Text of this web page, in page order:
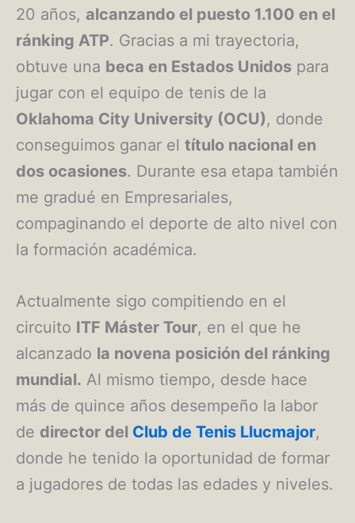
20 años, alcanzando el puesto 1.100 en el
ránking ATP. Gracias a mi trayectoria,
obtuve una beca en Estados Unidos para
jugar con el equipo de tenis de la
Oklahoma City University (OCU), donde
conseguimos ganar el título nacional en
dos ocasiones. Durante esa etapa también
me gradué en Empresariales,
compaginando el deporte de alto nivel con
la formación académica.
Actualmente sigo compitiendo en el
circuito ITF Máster Tour, en el que he
alcanzado la novena posición del ránking
mundial. Al mismo tiempo, desde hace
más de quince años desempeño la labor
de director del Club de Tenis Llucmajor,
donde he tenido la oportunidad de formar
a jugadores de todas las edades y niveles.